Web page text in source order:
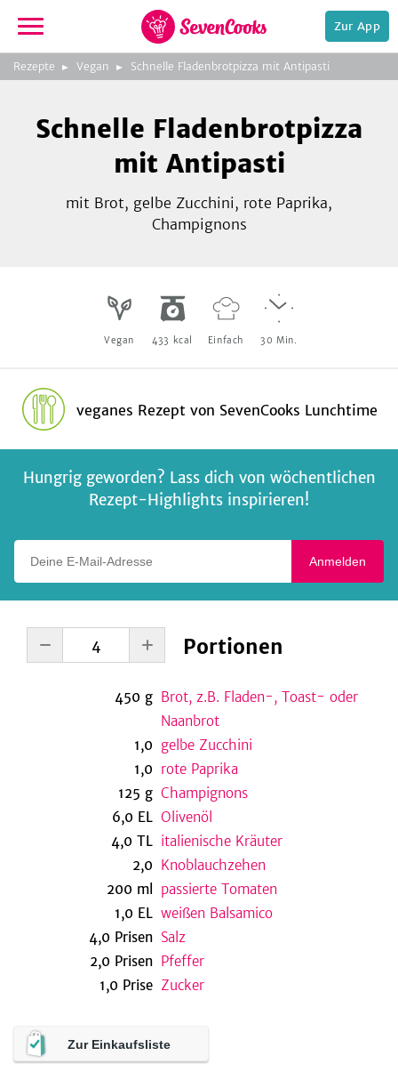
zur
Startseite
Zur App
Rezepte Vegan Schnelle Fladenbrotpizza mit Antipasti
Foto:
zeigen
Foto:
Bild
3
zeigen
Foto:
Schnelle Fladenbrotpizza
mit Antipasti
mit Brot, gelbe Zucchini, rote Paprika,
Champignons
Vegan 433 kcal Einfach 30 Min.
veganes Rezeptvon SevenCooks Lunchtime
Hungrig geworden? Lass dich von wöchentlichen
Rezept-Highlights inspirieren!
Anmelden
Portionen
450 g Brot, z.B. Fladen-, Toast- oder
Naanbrot
1,0 gelbe Zucchini
1,0 rote Paprika
125 g Champignons
6,0 EL Olivenöl
4,0 TL italienische Kräuter
2,0 Knoblauchzehen
200 ml
passierte Tomaten
1,0 EL weißen Balsamico
4,0 Prisen Salz
2,0 Prisen Pfeffer
1,0 Prise Zucker
Zur Einkaufsliste